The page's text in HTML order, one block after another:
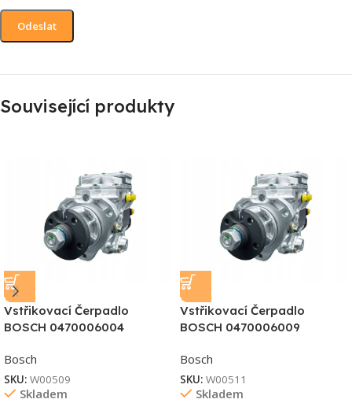
Související produkty
Vstřikovací Čerpadlo
BOSCH 0470006004
Bosch
SKU: W00509
Skladem
Vstřikovací Čerpadlo
BOSCH 0470006009
Bosch
SKU: W00511
Skladem